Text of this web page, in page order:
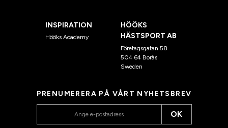
INSPIRATION
Hööks Academy
HÖÖKS
HÄSTSPORT AB
Företagsgatan 58
504 64 Borås
Sweden
PRENUMERERA PÅ VÅRT NYHETSBREV
OK